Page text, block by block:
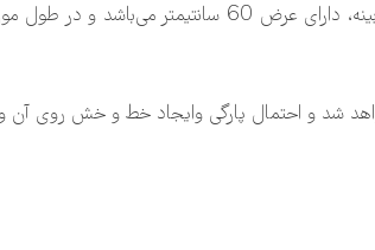
برچسب شیشه مات کن سنتی چوبینه خارجی و درجه یک بوده و از نظر کیفیت هیچ رقیبی در بازار ندارد؛ برچسب مات کن
شد و احتمال پارگی وایجاد خط و خش روی آن